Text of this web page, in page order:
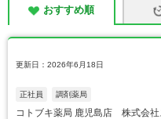
おすすめ順
更新日：2026年6月18日
正社員 調剤薬局
コトブキ薬局 鹿児島店 株式会社